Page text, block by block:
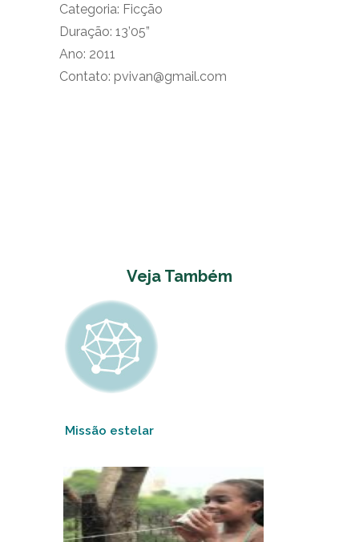
Categoria: Ficção
Duração: 13’05”
Ano: 2011
Contato: pvivan@gmail.com
Veja Também
Missão estelar